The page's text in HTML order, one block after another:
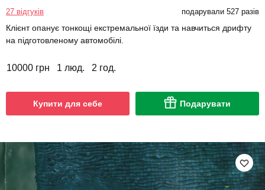
27 відгуків подарували 527 разів
Клієнт опанує тонкощі екстремальної їзди та навчиться дрифту
на підготовленому автомобілі.
10000 грн 1 люд. 2 год.
Купити для себе Подарувати